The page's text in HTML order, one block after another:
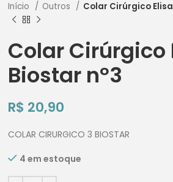
Início Outros Colar Cirúrgico
Colar
Biostar nº3
R$ 20,90
COLAR CIRURGICO 3 BIOSTAR
4 em estoque